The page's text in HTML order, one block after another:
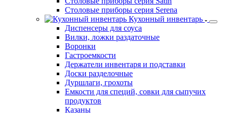
Столовые приборы серия Serena
Кухонный инвентарь
Диспенсеры для соуса
Вилки, ложки раздаточные
Воронки
Гастроемкости
Держатели инвентаря и подставки
Доски разделочные
Дуршлаги, грохоты
Емкости для специй, совки для сыпучих
продуктов
Казаны